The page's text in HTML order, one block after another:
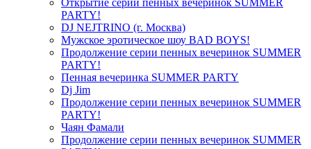
Открытие серии пенных вечеринок SUMMER
PARTY!
DJ NEJTRINO (г. Москва)
Мужское эротическое шоу BAD BOYS!
Продолжение серии пенных вечеринок SUMMER
PARTY!
Пенная вечеринка SUMMER PARTY
Dj Jim
Продолжение серии пенных вечеринок SUMMER
PARTY!
Чаян Фамали
Продолжение серии пенных вечеринок SUMMER